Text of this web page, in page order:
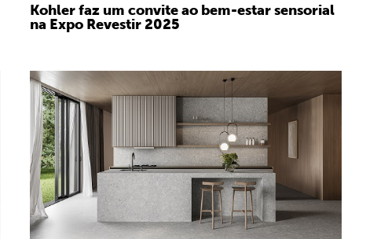
Kohler faz um convite ao bem-estar sensorial
na Expo Revestir 2025